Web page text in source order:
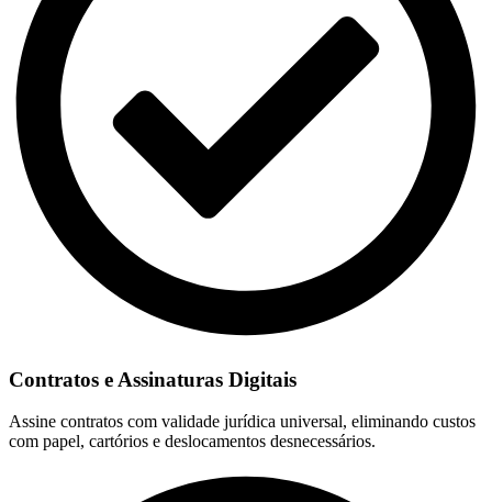
Contratos e Assinaturas Digitais
Assine contratos com validade jurídica universal, eliminando custos
com papel, cartórios e deslocamentos desnecessários.